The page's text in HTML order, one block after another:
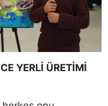
YERLİ ÜRETİMİ